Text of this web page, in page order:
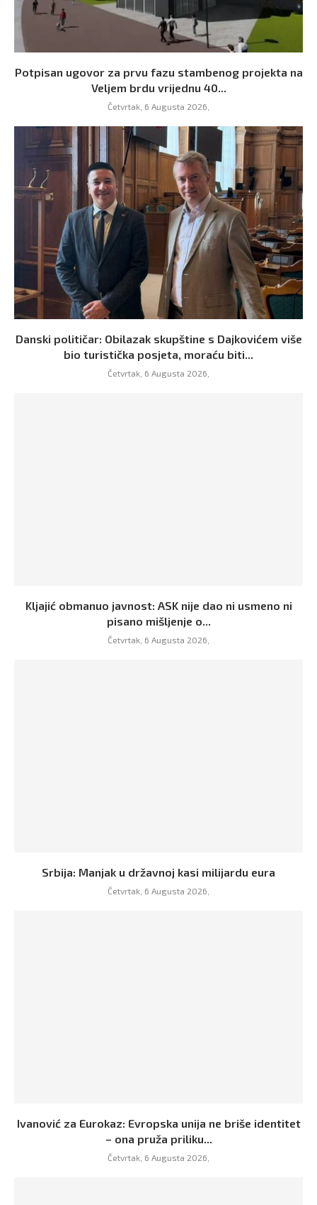
Potpisan ugovor za prvu fazu stambenog projekta na
Veljem brdu vrijednu 40...
Četvrtak, 6 Augusta 2026,
Danski političar: Obilazak skupštine s Dajkovićem više
bio turistička posjeta, moraću biti...
Četvrtak, 6 Augusta 2026,
Kljajić obmanuo javnost: ASK nije dao ni usmeno ni
pisano mišljenje o...
Četvrtak, 6 Augusta 2026,
Srbija: Manjak u državnoj kasi milijardu eura
Četvrtak, 6 Augusta 2026,
Ivanović za Eurokaz: Evropska unija ne briše identitet
– ona pruža priliku...
Četvrtak, 6 Augusta 2026,